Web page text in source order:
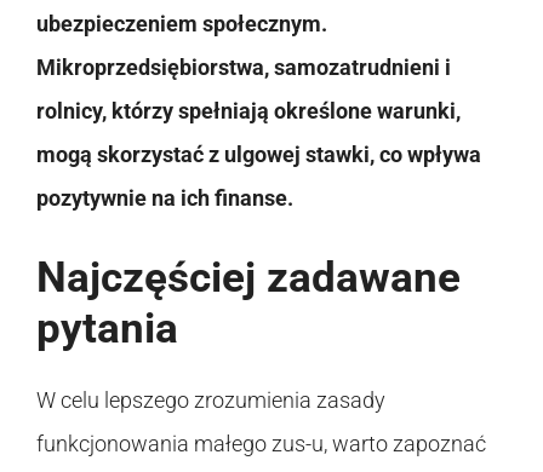
ubezpieczeniem społecznym.
Mikroprzedsiębiorstwa, samozatrudnieni i
rolnicy, którzy spełniają określone warunki,
mogą skorzystać z ulgowej stawki, co wpływa
pozytywnie na ich finanse.
Najczęściej zadawane
pytania
W celu lepszego zrozumienia zasady
funkcjonowania małego zus-u, warto zapoznać